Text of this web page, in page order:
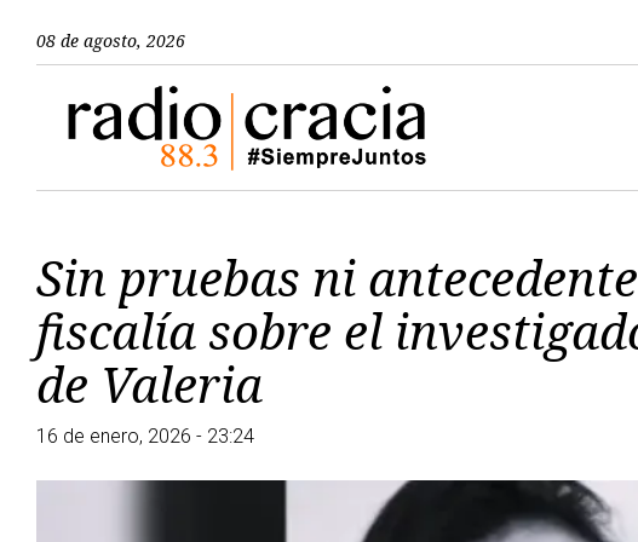
08 de agosto, 2026
Sin pruebas ni
fiscalía sobre el
de Valeria
16 de enero, 2026 - 23:24